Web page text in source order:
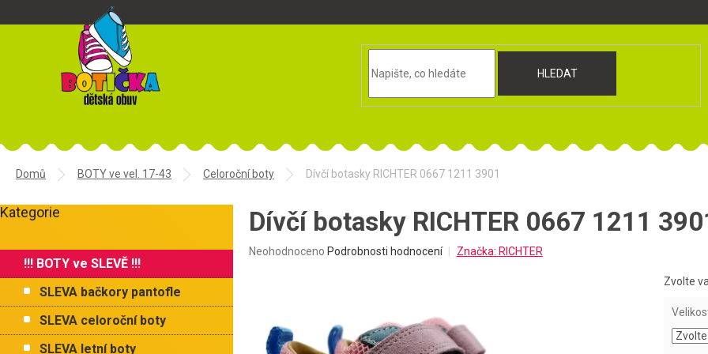
HLEDAT
Domů BOTY ve vel. 17-43 Celoroční boty Dívčí botasky RICHTER 0667 1211 3901
o
t
n
í
Přeskočit
Kategorie
!!! BOTY ve SLEVĚ !!!
SLEVA bačkory pantofle
SLEVA celoroční boty
SLEVA letní boty
Dívčí botasky RICHTER 0667 1211
Průměrné
Neohodnoceno Podrobnosti hodnocení Značka: RICHTER
Zvolte